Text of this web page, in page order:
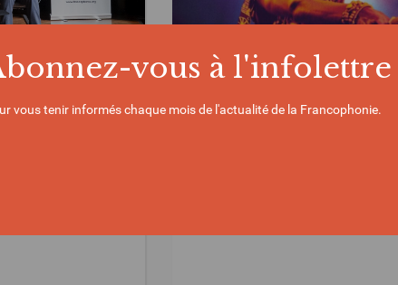
: l’OIF dévoile
Cinéma : « Ben’Imana »
vous à
vous tenir informés chaque mois de l'actualité de la Francophonie.